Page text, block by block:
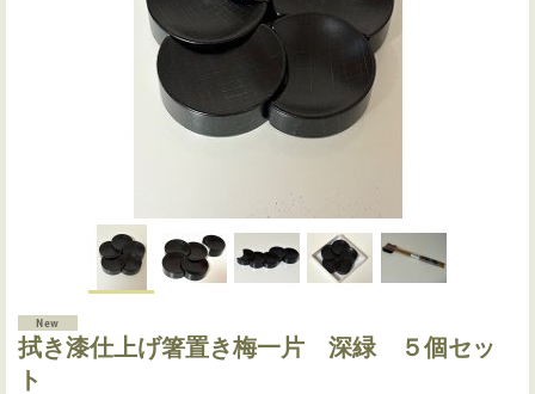
拭き漆仕上げ箸置き梅一片 深緑 ５個セッ
ト